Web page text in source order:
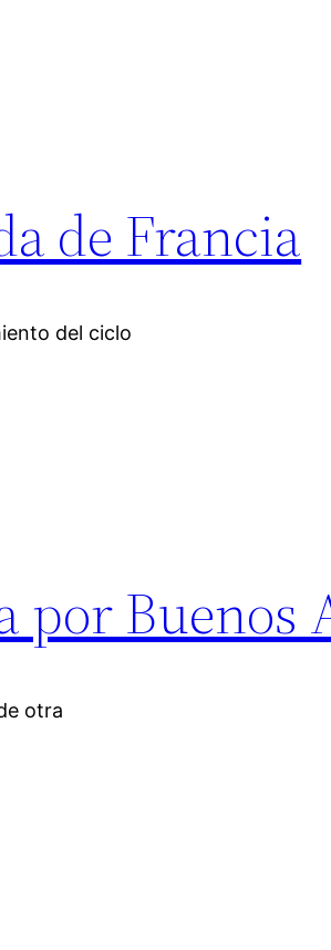
de Francia
del ciclo
por Buenos
otra